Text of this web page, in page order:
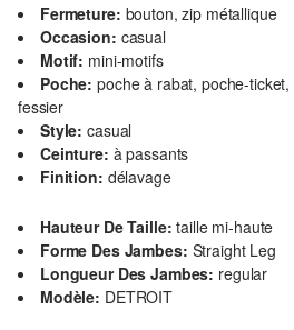
Fermeture: bouton, zip métallique
Occasion: casual
Motif: mini-motifs
Poche: poche à rabat, poche-
fessier
Style: casual
Ceinture: à passants
Finition: délavage
Hauteur De Taille: taille mi-haute
Forme Des Jambes: Straight Leg
Longueur Des Jambes: regular
Modèle: DETROIT